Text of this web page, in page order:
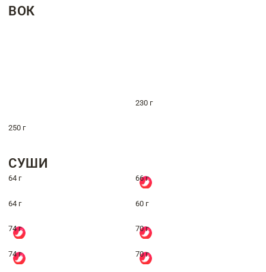
ВОК
230 г
250 г
СУШИ
64 г 66 г
64 г 60 г
74 г 70 г
74 г 70 г